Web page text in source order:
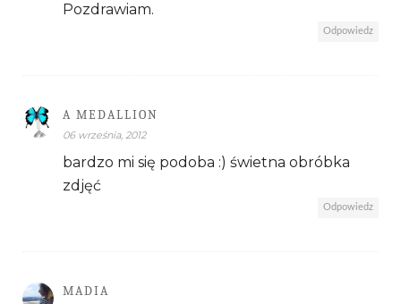
Pozdrawiam.
Odpowiedz
A MEDALLION
06 września, 2012
bardzo mi się podoba :) świetna obróbka
zdjęć
Odpowiedz
MADIA